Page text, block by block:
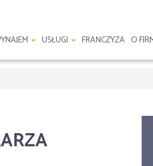
USŁUGI FRANCZYZA O